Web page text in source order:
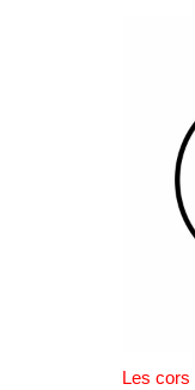
Les cors